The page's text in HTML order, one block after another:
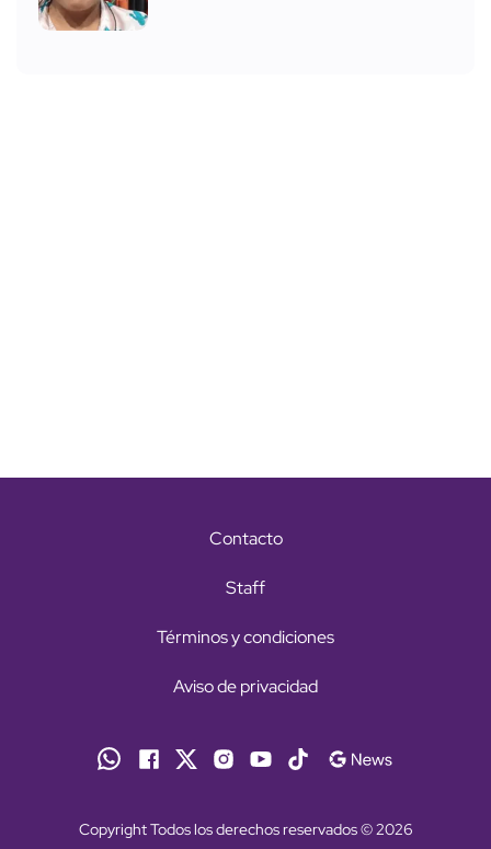
Contacto
Staff
Términos y condiciones
Aviso de privacidad
Copyright Todos los derechos reservados © 2026